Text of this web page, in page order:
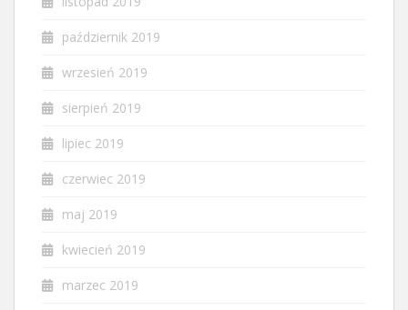
październik 2019
wrzesień 2019
sierpień 2019
lipiec 2019
czerwiec 2019
maj 2019
kwiecień 2019
marzec 2019